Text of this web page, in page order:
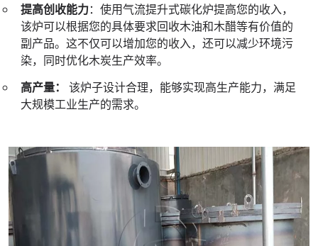
提高创收能力：使用气流提升式碳化炉提高您的收入，
该炉可以根据您的具体要求回收木油和木醋等有价值的
副产品。这不仅可以增加您的收入，还可以减少环境污
染，同时优化木炭生产效率。
高产量：
该炉子设计合理，能够实现高生产能力，满足
大规模工业生产的需求。